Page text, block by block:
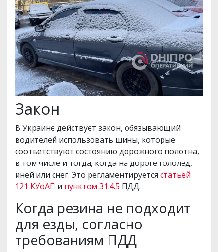
Закон
В Украине действует закон, обязывающий
водителей использовать шины, которые
соответствуют состоянию дорожного полотна,
в том числе и тогда, когда на дороге гололед,
иней или снег. Это регламентируется статьей
121 КУоАП и пунктом 31.4.5 ПДД.
Когда резина не подходит
для езды, согласно
требованиям ПДД